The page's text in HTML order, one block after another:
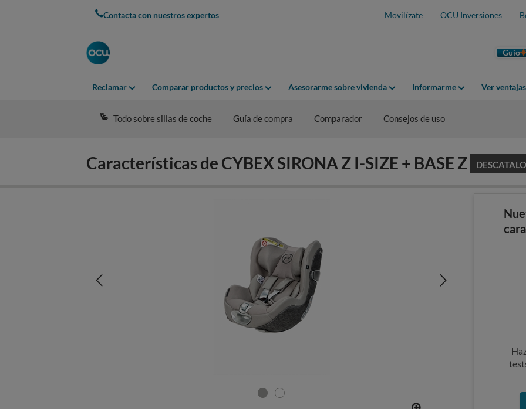
Contacta con nuestros expertos Movilízate OCU Inversiones
Guio
Reclamar Comparar productos y precios Asesorarme sobre vivienda Informarme Ver
Todo sobre sillas de coche Guía de compra Comparador Consejos de uso
Características de CYBEX SIRONA Z I-SIZE + BASE Z